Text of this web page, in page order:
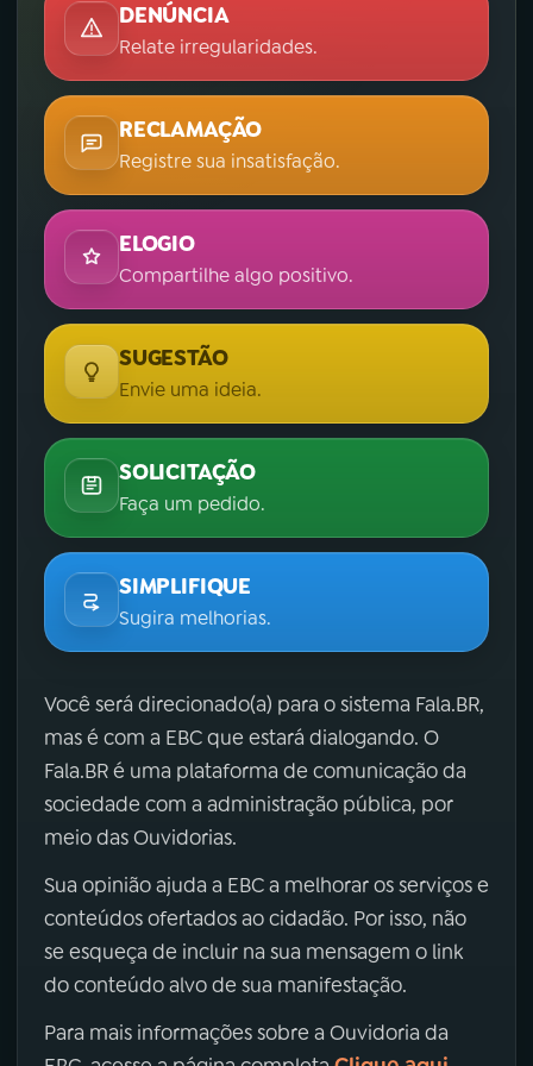
DENÚNCIA
Relate irregularidades.
RECLAMAÇÃO
Registre sua insatisfação.
ELOGIO
Compartilhe algo positivo.
SUGESTÃO
Envie uma ideia.
SOLICITAÇÃO
Faça um pedido.
SIMPLIFIQUE
Sugira melhorias.
Você será direcionado(a) para o sistema Fala.BR,
mas é com a EBC que estará dialogando. O
Fala.BR é uma plataforma de comunicação da
sociedade com a administração pública, por
meio das Ouvidorias.
Sua opinião ajuda a EBC a melhorar os serviços e
conteúdos ofertados ao cidadão. Por isso, não
se esqueça de incluir na sua mensagem o link
do conteúdo alvo de sua manifestação.
Para mais informações sobre a Ouvidoria da